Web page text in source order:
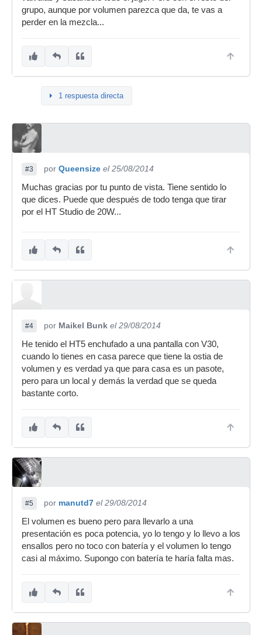
grupo, aunque por volumen parezca que da, te vas a
perder en la mezcla...
1 respuesta directa
#3 por Queensize el 25/08/2014
Muchas gracias por tu punto de vista. Tiene sentido lo
que dices. Puede que después de todo tenga que tirar
por el HT Studio de 20W...
#4 por Maikel Bunk el 29/08/2014
He tenido el HT5 enchufado a una pantalla con V30,
cuando lo tienes en casa parece que tiene la ostia de
volumen y es verdad ya que para casa es un pasote,
pero para un local y demás la verdad que se queda
bastante corto.
#5 por manutd7 el 29/08/2014
El volumen es bueno pero para llevarlo a una
presentación es poca potencia, yo lo tengo y lo llevo a los
ensallos pero no toco con batería y el volumen lo tengo
casi al máximo. Supongo con batería te haría falta mas.